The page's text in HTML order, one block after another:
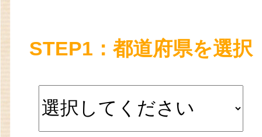
STEP1：都道府県を選択